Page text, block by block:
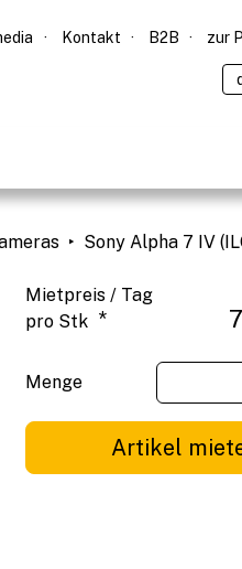
Kontakt B2B zur
Sony Alpha 7 IV
Mietpreis / Tag
pro Stk *
Menge
Artikel